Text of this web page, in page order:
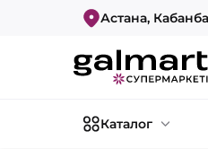
Астана,
Каталог